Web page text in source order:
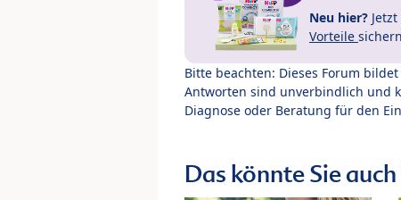
Neu hier? Jetzt
Vorteile
Bitte beachten: Dieses Forum
Antworten sind unverbindlich und
Diagnose oder Beratung für den
Das könnte Sie